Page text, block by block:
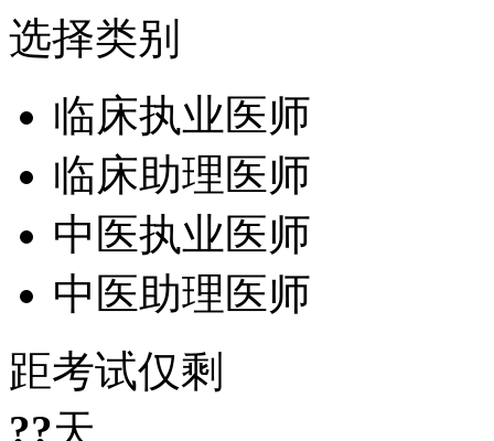
选择类别
临床执业医师
临床助理医师
中医执业医师
中医助理医师
距考试仅剩
??天